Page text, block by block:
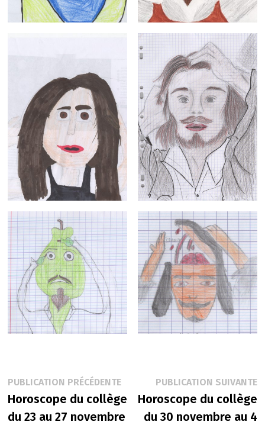
Navigation
de
PUBLICATION PRÉCÉDENTEPublication
précédente :
Horoscope du collège
du 23 au 27 novembre
PUBLICATION SUIVANTE
Horoscope du collège
du 30 novembre au 4